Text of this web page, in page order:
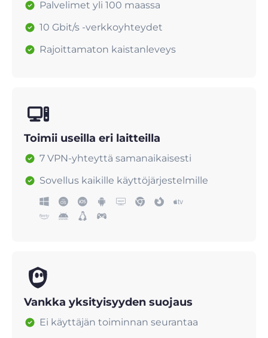
Palvelimet yli 100 maassa
10 Gbit/s -verkkoyhteydet
Rajoittamaton kaistanleveys
Toimii useilla eri laitteilla
7 VPN-yhteyttä samanaikaisesti
Sovellus kaikille käyttöjärjestelmille
Vankka yksityisyyden suojaus
Ei käyttäjän toiminnan seurantaa